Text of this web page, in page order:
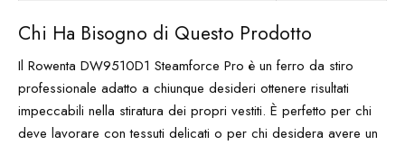
Chi Ha Bisogno di Questo Prodotto
Il Rowenta DW9510D1 Steamforce Pro è un ferro da stiro
professionale adatto a chiunque desideri ottenere risultati
impeccabili nella stiratura dei propri vestiti. È perfetto per chi
deve lavorare con tessuti delicati o per chi desidera avere un